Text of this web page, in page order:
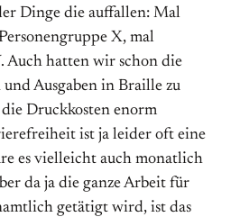
Dinge die auffallen: Mal
X, mal
Auch hatten wir schon die
Ausgaben in Braille zu
Druckkosten enorm
ist ja leider oft eine
es vielleicht auch monatlich
da ja die ganze Arbeit für
getätigt wird, ist das